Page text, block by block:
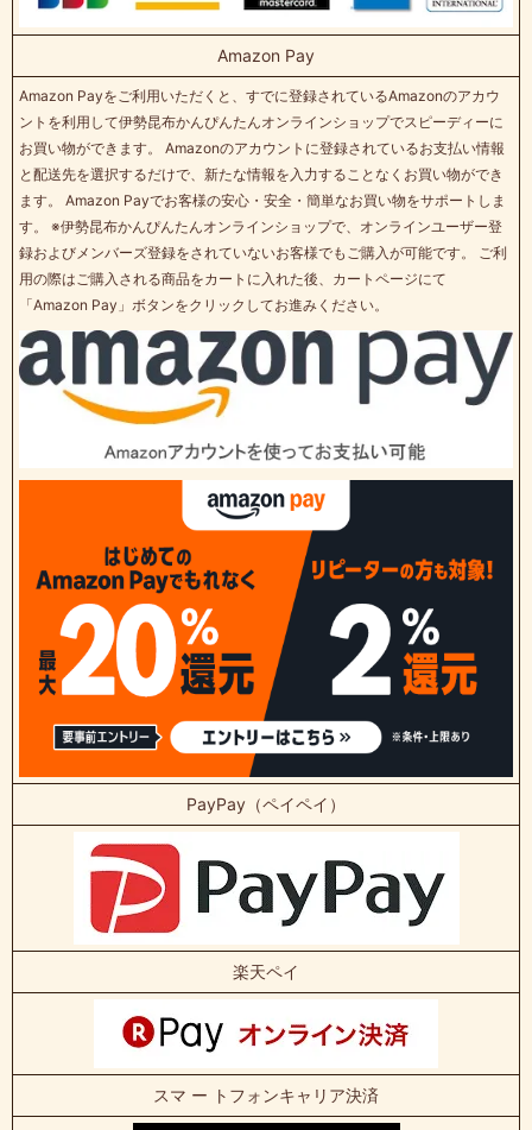
Amazon Pay
Amazon Payをご利用いただくと、すでに登録されているAmazonのアカウ
ントを利用して伊勢昆布かんぴんたんオンラインショップでスピーディーに
お買い物ができます。 Amazonのアカウントに登録されているお支払い情報
と配送先を選択するだけで、新たな情報を入力することなくお買い物ができ
ます。 Amazon Payでお客様の安心・安全・簡単なお買い物をサポートしま
す。 ※伊勢昆布かんぴんたんオンラインショップで、オンラインユーザー登
録およびメンバーズ登録をされていないお客様でもご購入が可能です。 ご利
用の際はご購入される商品をカートに入れた後、カートページにて
「Amazon Pay」ボタンをクリックしてお進みください。
PayPay（ペイペイ）
楽天ペイ
スマ ー トフォンキャリア決済